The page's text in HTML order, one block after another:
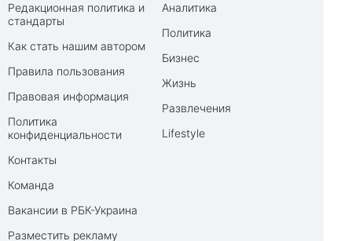
Редакционная политика и
стандарты
Как стать нашим автором
Правила пользования
Правовая информация
Политика
конфиденциальности
Контакты
Команда
Вакансии в РБК-Украина
Разместить рекламу
Аналитика
Политика
Бизнес
Жизнь
Развлечения
Lifestyle